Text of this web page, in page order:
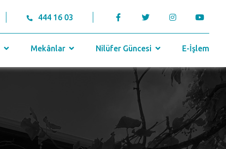
444 16 03
Mekânlar Nilüfer Güncesi E-İşlem